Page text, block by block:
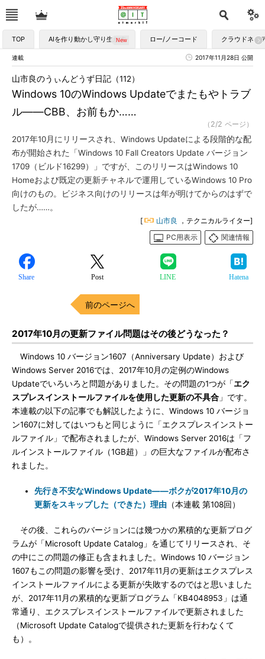
TOP AIを作り動かし守り生かす ロー/ノーコード クラウドネイ
連載 2017年11月28日 公開
Windows 10のWindows Updateでまたもやトラブ
ル――CBB、お前もか……
山市良のうぃんどうず日記（112）
（2/2 ページ）
2017年10月にリリースされ、Windows Updateによる段階的な配
布が開始された「Windows 10 Fall Creators Update バージョン
1709（ビルド16299）」ですが、このリリースはWindows 10
Homeおよび既定の更新チャネルで運用しているWindows 10 Pro
向けのもの。ビジネス向けのリリースは年が明けてからのはずで
したが……。
[ 山市良
，テクニカルライター]
PC用表示
関連情報
Share Post LINE Hatena
前のページへ
2017年10月の更新ファイル問題はその後どうなった？
Windows 10 バージョン1607（Anniversary Update）および
Windows Server 2016では、2017年10月の定例のWindows
Updateでいろいろと問題がありました。その問題の1つが「エク
スプレスインストールファイルを使用した更新の不具合 」です。
本連載の以下の記事でも解説したように、Windows 10 バージョ
ン1607に対してはいつもと同じように「エクスプレスインストー
ルファイル」で配布されましたが、Windows Server 2016は「フ
ルインストールファイル（1GB超）」の巨大なファイルが配布さ
れました。
先行き不安なWindows Update――ボクが2017年10月の
更新をスキップした（できた）理由 （本連載 第108回）
その後、これらのバージョンには幾つかの累積的な更新プログ
ラムが「Microsoft Update Catalog」を通じてリリースされ、そ
の中にこの問題の修正も含まれました。Windows 10 バージョン
1607もこの問題の影響を受け、2017年11月の更新はエクスプレス
インストールファイルによる更新が失敗するのではと思いました
が、2017年11月の累積的な更新プログラム「KB4048953」は通
常通り、エクスプレスインストールファイルで更新されました
（Microsoft Update Catalogで提供された更新を行わなくて
も）。